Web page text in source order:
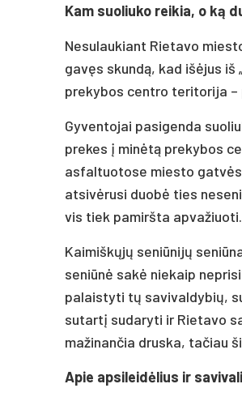
Kam suoliuko reikia, o ką
Nesulaukiant Rietavo
gavęs skundą, kad išėjus
prekybos centro teritorija –
Gyventojai pasigenda
prekes į minėtą prekybos
asfaltuotose miesto
atsivėrusi duobė ties
vis tiek pamiršta apvažiuoti.
Kaimiškųjų seniūnijų
seniūnė sakė niekaip
palaistyti tų savivaldybių,
sutartį sudaryti ir Rietavo
mažinančia druska, tačiau
Apie apsileidėlius ir